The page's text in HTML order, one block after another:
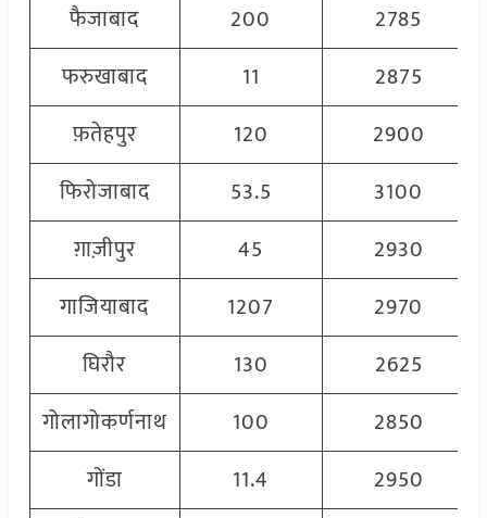
फैजाबाद
200
2785
फरुखाबाद
11
2875
फ़तेहपुर
120
2900
फिरोजाबाद
53.5
3100
ग़ाज़ीपुर
45
2930
गाजियाबाद
1207
2970
घिरौर
130
2625
गोलागोकर्णनाथ
100
2850
गोंडा
11.4
2950